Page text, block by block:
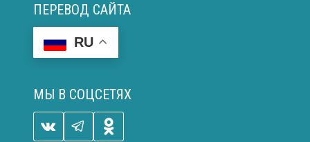
ПЕРЕВОД САЙТА
RU
МЫ В СОЦСЕТЯХ